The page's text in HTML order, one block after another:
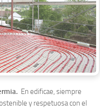
En edificae, siempre
y respetuosa con el